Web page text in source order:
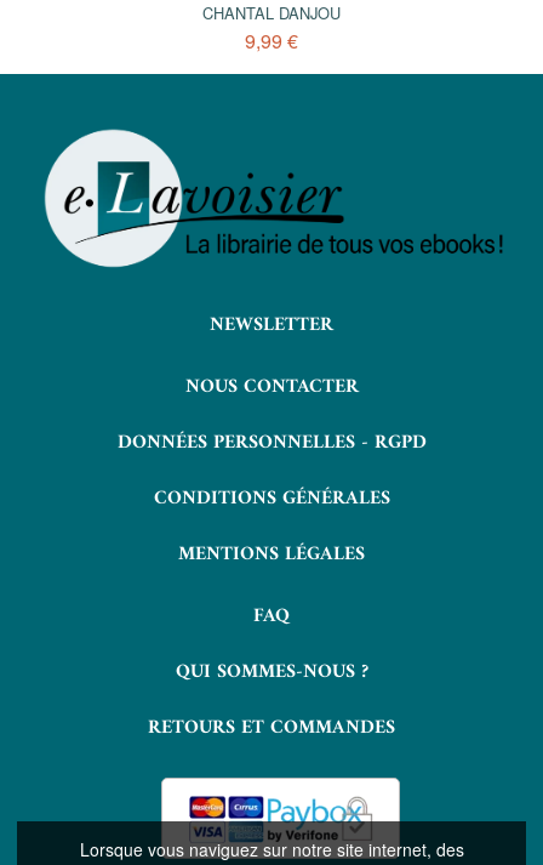
Lorsque vous naviguez sur notre site internet, des
CHANTAL DANJOU
9,99 €
NEWSLETTER
NOUS CONTACTER
DONNÉES PERSONNELLES - RGPD
CONDITIONS GÉNÉRALES
MENTIONS LÉGALES
FAQ
QUI SOMMES-NOUS ?
RETOURS ET COMMANDES